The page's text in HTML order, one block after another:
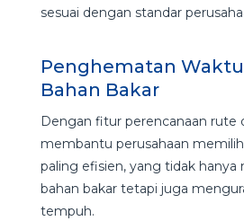
sesuai dengan standar
Penghematan Waktu
Bahan Bakar
Dengan fitur perencanaan rute
membantu perusahaan
paling efisien, yang tidak
bahan bakar tetapi juga
tempuh.